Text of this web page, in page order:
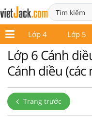
3 Lớp 4 Lớp 5
Lớp 6 Cánh
Cánh diều (các
Trang trước